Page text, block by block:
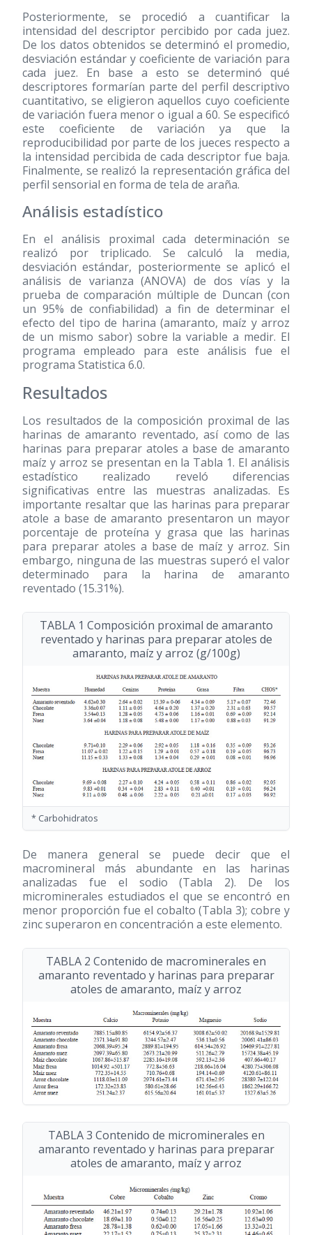
Posteriormente, se procedió a cuantificar la
intensidad del descriptor percibido por cada juez.
De los datos obtenidos se determinó el promedio,
desviación estándar y coeficiente de variación para
cada juez. En base a esto se determinó qué
descriptores formarían parte del perfil descriptivo
cuantitativo, se eligieron aquellos cuyo coeficiente
de variación fuera menor o igual a 60. Se especificó
este coeficiente de variación ya que la
reproducibilidad por parte de los jueces respecto a
la intensidad percibida de cada descriptor fue baja.
Finalmente, se realizó la representación gráfica del
perfil sensorial en forma de tela de araña.
Análisis estadístico
En el análisis proximal cada determinación se
realizó por triplicado. Se calculó la media,
desviación estándar, posteriormente se aplicó el
análisis de varianza (ANOVA) de dos vías y la
prueba de comparación múltiple de Duncan (con
un 95% de confiabilidad) a fin de determinar el
efecto del tipo de harina (amaranto, maíz y arroz
de un mismo sabor) sobre la variable a medir. El
programa empleado para este análisis fue el
programa Statistica 6.0.
Resultados
Los resultados de la composición proximal de las
harinas de amaranto reventado, así como de las
harinas para preparar atoles a base de amaranto
maíz y arroz se presentan en la Tabla 1. El análisis
estadístico realizado reveló diferencias
significativas entre las muestras analizadas. Es
importante resaltar que las harinas para preparar
atole a base de amaranto presentaron un mayor
porcentaje de proteína y grasa que las harinas
para preparar atoles a base de maíz y arroz. Sin
embargo, ninguna de las muestras superó el valor
determinado para la harina de amaranto
reventado (15.31%).
TABLA 1 Composición proximal de amaranto
reventado y harinas para preparar atoles de
amaranto, maíz y arroz (g/100g)
* Carbohidratos
De manera general se puede decir que el
macromineral más abundante en las harinas
analizadas fue el sodio (Tabla 2). De los
microminerales estudiados el que se encontró en
menor proporción fue el cobalto (Tabla 3); cobre y
zinc superaron en concentración a este elemento.
TABLA 2 Contenido de macrominerales en
amaranto reventado y harinas para preparar
atoles de amaranto, maíz y arroz
TABLA 3 Contenido de microminerales en
amaranto reventado y harinas para preparar
atoles de amaranto, maíz y arroz